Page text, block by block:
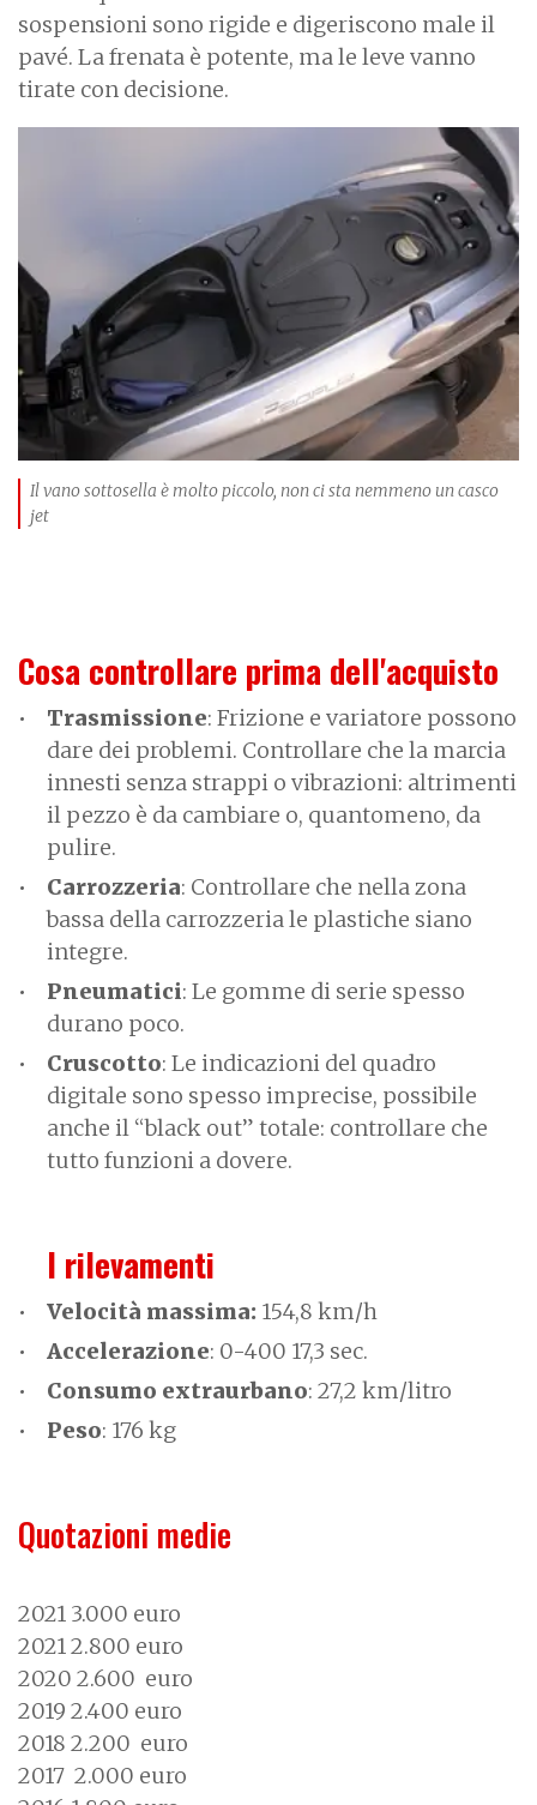
sospensioni sono rigide e digeriscono male il
pavé. La frenata è potente, ma le leve vanno
tirate con decisione.
e
Il vano sottosella è molto piccolo, non ci sta nemmeno un casco
jet
Cosa controllare prima dell'acquisto
Trasmissione: Frizione e variatore possono
dare dei problemi. Controllare che la marcia
innesti senza strappi o vibrazioni: altrimenti
il pezzo è da cambiare o, quantomeno, da
pulire.
Carrozzeria: Controllare che nella zona
bassa della carrozzeria le plastiche siano
integre.
Pneumatici: Le gomme di serie spesso
durano poco.
Cruscotto: Le indicazioni del quadro
digitale sono spesso imprecise, possibile
anche il “black out” totale: controllare che
tutto funzioni a dovere.
I rilevamenti
Velocità massima: 154,8 km/h
Accelerazione: 0-400 17,3 sec.
Consumo extraurbano: 27,2 km/litro
Peso: 176 kg
Quotazioni medie
2021 3.000 euro
2021 2.800 euro
2020 2.600 euro
2019 2.400 euro
2018 2.200 euro
2017 2.000 euro